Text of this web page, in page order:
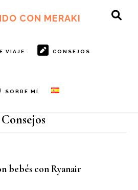
CON MERAKI
VIAJE CONSEJOS
SOBRE MÍ
Consejos
bebés con Ryanair